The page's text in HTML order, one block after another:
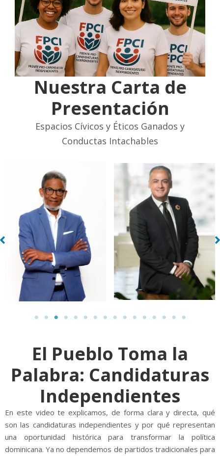
Nuestra Carta de
Presentación
Espacios Cívicos y Éticos Ganados y
Conductas Intachables
El Pueblo Toma la
Palabra: Candidaturas
Independientes
En este video te explicamos, de forma clara y directa, qué
son las candidaturas independientes y por qué representan
una oportunidad histórica para transformar la política
dominicana. Ya no dependemos de partidos tradicionales para